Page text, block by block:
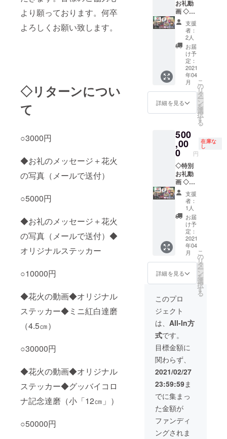
より願っております。何卒
よろしくお願い致します。
◇リターンについ
て
○3000円
◆お礼のメッセージ＋花火
の写真（メールで送付）
○5000円
◆お礼のメッセージ＋花火
の写真（メールで送付）◆
オリジナルステッカー
○10000円
◆花火の動画◆オリジナル
ステッカー◆ミニ紅白達磨
（4.5㎝）
○30000円
◆花火の動画◆オリジナル
ステッカー◆グッバイコロ
ナ記念達磨（小「12㎝」）
○50000円
考欄で
達磨に
入れる
名前を
入力し
てくだ
さい）
お礼動
画 ◇オ
リジナ
ルス
テッ
カー ◇
ミニ紅
白達磨
（4.5
㎝） ◇
グッバ
イコロ
ナ記念
達磨
㎝」）
名入れ
可 （備
考欄で
達磨に
入れる
名前を
入力し
てくだ
さい）
◇企業
PR（イ
ベント
チラシ
に協賛
企業と
して掲
載） ◇
ねぎし
く高崎
市内オ
ススメ
飲食店
ご招待
（日
程：4月
後半予
定、場
所：高
崎市柳
川町付
近、人
数制限
は特に
なし）
※交通費
や滞在
支援
者：
2人
お届
け予
定：
2021
年04
月
詳細を見る
こ
の
リ
タ
ー
ン
を
選
択
す
る
500
,00
0 円
在庫な
し
◇特別
お礼動
画 ◇オ
リジナ
ルス
テッ
カー ◇
ミニ紅
白達磨
（4.5
㎝） ◇
グッバ
イコロ
ナ記念
達磨
「36
㎝」）
名入れ
可 （備
考欄で
達磨に
入れる
名前を
入力し
てくだ
さい）
◇企業
PR（イ
ベント
チラシ
に協賛
企業と
して掲
支援
者：
1人
お届
け予
定：
2021
年04
月
詳細を見る
こ
の
リ
タ
ー
ン
を
選
択
す
る
このプロ
ジェクト
は、 All-In方
式です。
目標金額に
関わらず、
2021/02/27
23:59:59ま
でに集まっ
た金額が
ファンディ
ングされま